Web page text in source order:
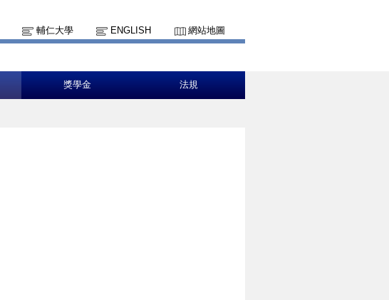
輔仁大學 ENGLISH 網站地圖
獎學金 法規